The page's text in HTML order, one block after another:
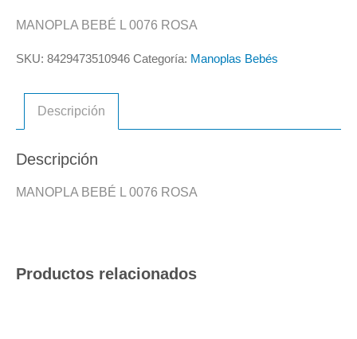
MANOPLA BEBÉ L 0076 ROSA
SKU: 8429473510946 Categoría: Manoplas Bebés
Descripción
Descripción
MANOPLA BEBÉ L 0076 ROSA
Productos relacionados